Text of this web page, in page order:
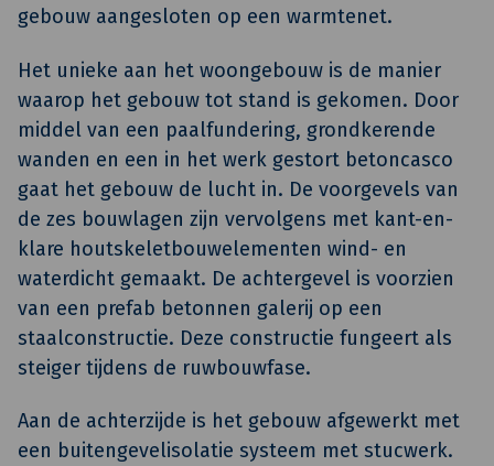
gebouw aangesloten op een warmtenet.
Het unieke aan het woongebouw is de manier
waarop het gebouw tot stand is gekomen. Door
middel van een paalfundering, grondkerende
wanden en een in het werk gestort betoncasco
gaat het gebouw de lucht in. De voorgevels van
de zes bouwlagen zijn vervolgens met kant-en-
klare houtskeletbouwelementen wind- en
waterdicht gemaakt. De achtergevel is voorzien
van een prefab betonnen galerij op een
staalconstructie. Deze constructie fungeert als
steiger tijdens de ruwbouwfase.
Aan de achterzijde is het gebouw afgewerkt met
een buitengevelisolatie systeem met stucwerk.